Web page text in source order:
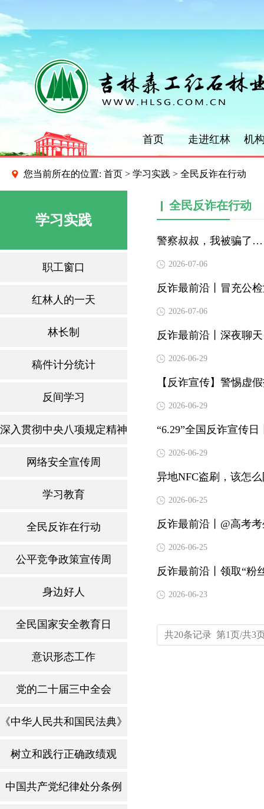
首页 走进红林 机
您当前所在的位置: 首页 > 学习实践 > 全民反诈在行动
学习实践
职工窗口
红林人的一天
林长制
稿件计分统计
反间学习
深入贯彻中央八项规定精神学习教育
网络安全宣传周
学习教育
全民反诈在行动
公平竞争政策宣传周
身边好人
全民国家安全教育日
意识形态工作
党的二十届三中全会
《中华人民共和国民法典》
树立和践行正确政绩观
中国共产党纪律处分条例
全民反诈在行动
警察叔叔，我被骗了
2026-07-06
反诈最前沿丨冒充公
2026-07-06
反诈最前沿丨深夜聊
2026-06-29
【反诈宣传】警惕虚
2026-06-29
“6.29”全国反诈宣传
2026-06-29
异地NFC盗刷，该怎
2026-06-25
反诈最前沿丨@高考
2026-06-25
反诈最前沿丨领取“粉
2026-06-23
共20条记录 第1页/共3